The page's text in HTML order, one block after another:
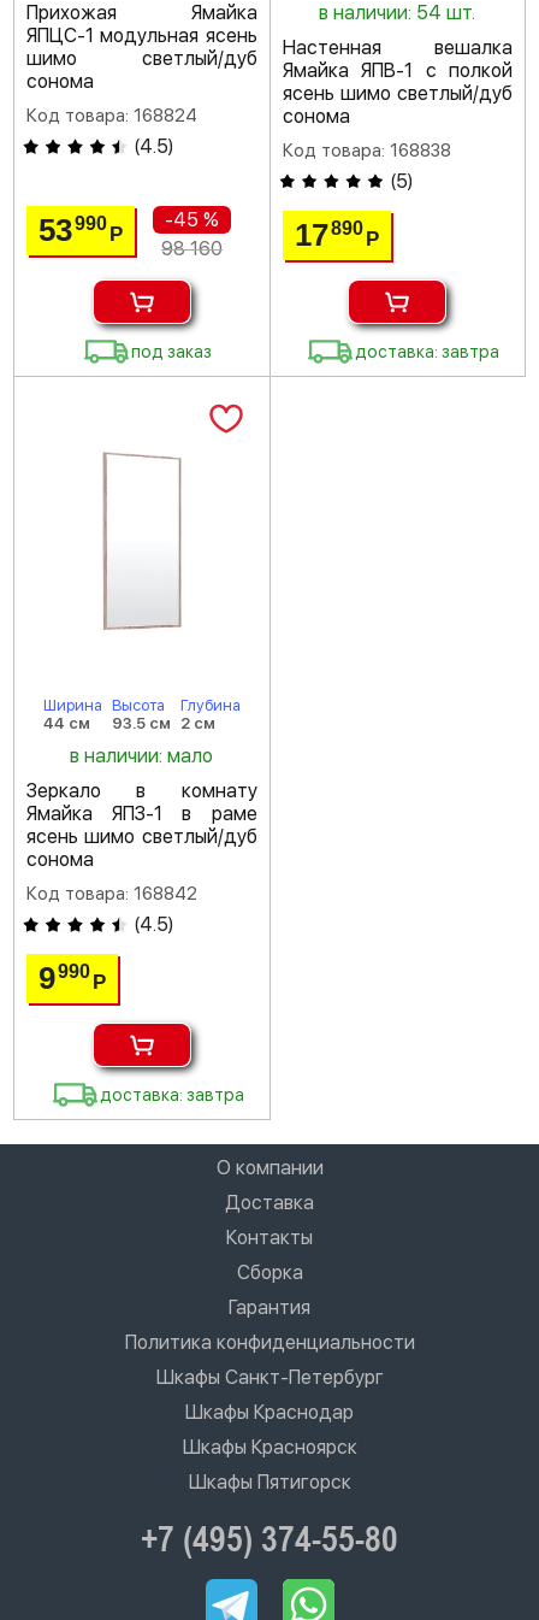
Прихожая Ямайка
ЯПЦС-1 модульная ясень
шимо светлый/дуб
сонома
Код товара: 168824
(4.5)
53990Р
-45 %
98 160
под заказ
в наличии: 54 шт.
Настенная вешалка
Ямайка ЯПВ-1 с полкой
ясень шимо светлый/дуб
сонома
Код товара: 168838
(5)
17890 Р
доставка: завтра
Ширина
44 см
Высота
93.5 см
Глубина
2 см
в наличии: мало
Зеркало в комнату
Ямайка ЯПЗ-1 в раме
ясень шимо светлый/дуб
сонома
Код товара: 168842
(4.5)
9990Р
доставка: завтра
О компании
Доставка
Контакты
Сборка
Гарантия
Политика конфиденциальности
Шкафы Санкт-Петербург
Шкафы Краснодар
Шкафы Красноярск
Шкафы Пятигорск
+7 (495) 374-55-80